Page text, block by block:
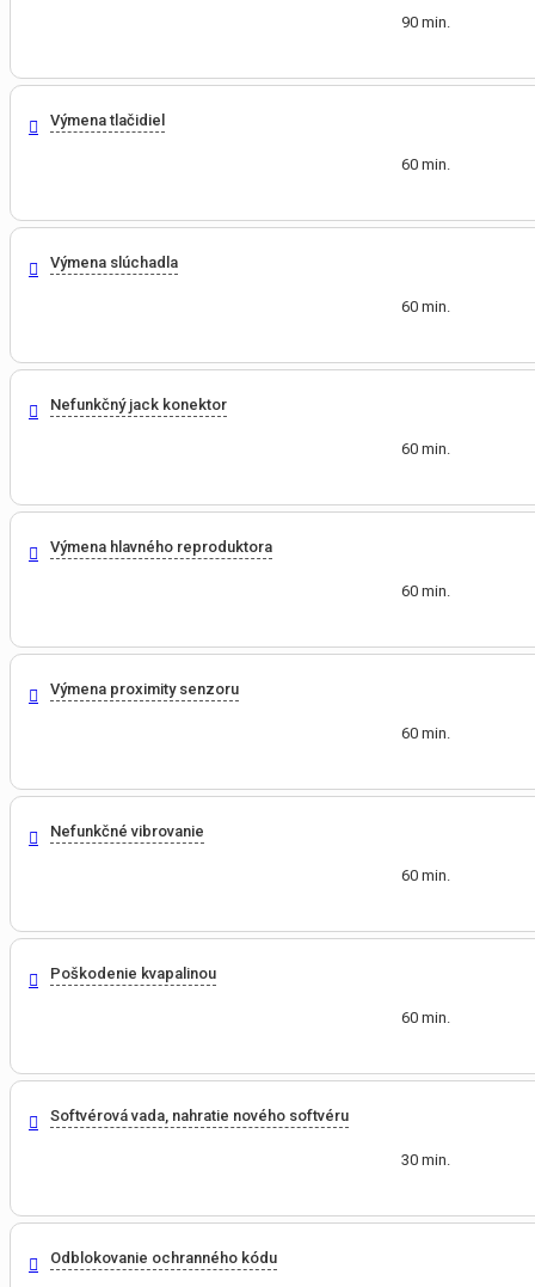
90 min.
Výmena tlačidiel
60 min.
Výmena slúchadla
60 min.
Nefunkčný jack konektor
60 min.
Výmena hlavného reproduktora
60 min.
Výmena proximity senzoru
60 min.
Nefunkčné vibrovanie
60 min.
Poškodenie kvapalinou
60 min.
Softvérová vada, nahratie nového softvéru
30 min.
Odblokovanie ochranného kódu